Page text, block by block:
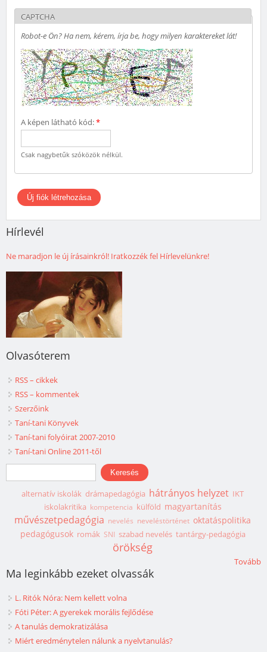
CAPTCHA
Robot-e Ön? Ha nem, kérem, írja be, hogy milyen karaktereket lát!
A képen látható kód:*
Csak nagybetűk szóközök nélkül.
Hírlevél
Ne maradjon le új írásainkról! Iratkozzék fel Hírlevelünkre!
Olvasóterem
RSS – cikkek
RSS – kommentek
Szerzőink
Taní-tani Könyvek
Taní-tani folyóirat 2007-2010
Taní-tani Online 2011-től
Keresés űrlap
Keresés
alternatív iskolák drámapedagógia hátrányos helyzet IKT
iskolakritika kompetencia külföld magyartanítás
művészetpedagógia nevelés neveléstörténet oktatáspolitika
pedagógusok romák SNI szabad nevelés tantárgy-pedagógia
örökség
Tovább
Ma leginkább ezeket olvassák
L. Ritók Nóra: Nem kellett volna
Fóti Péter: A gyerekek morális fejlődése
A tanulás demokratizálása
Miért eredménytelen nálunk a nyelvtanulás?